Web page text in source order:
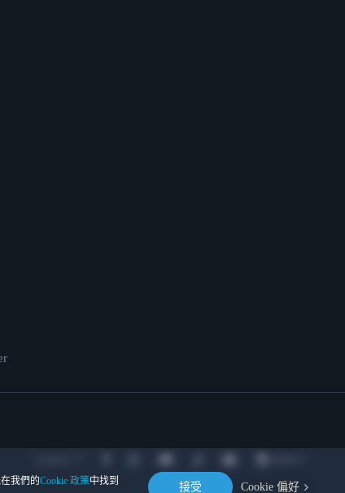
我們的Cookie 政策中找到
接受 Cookie 偏好